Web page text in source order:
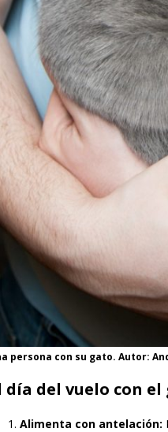
persona con su gato. Autor:
día del vuelo con
Alimenta con antelación: